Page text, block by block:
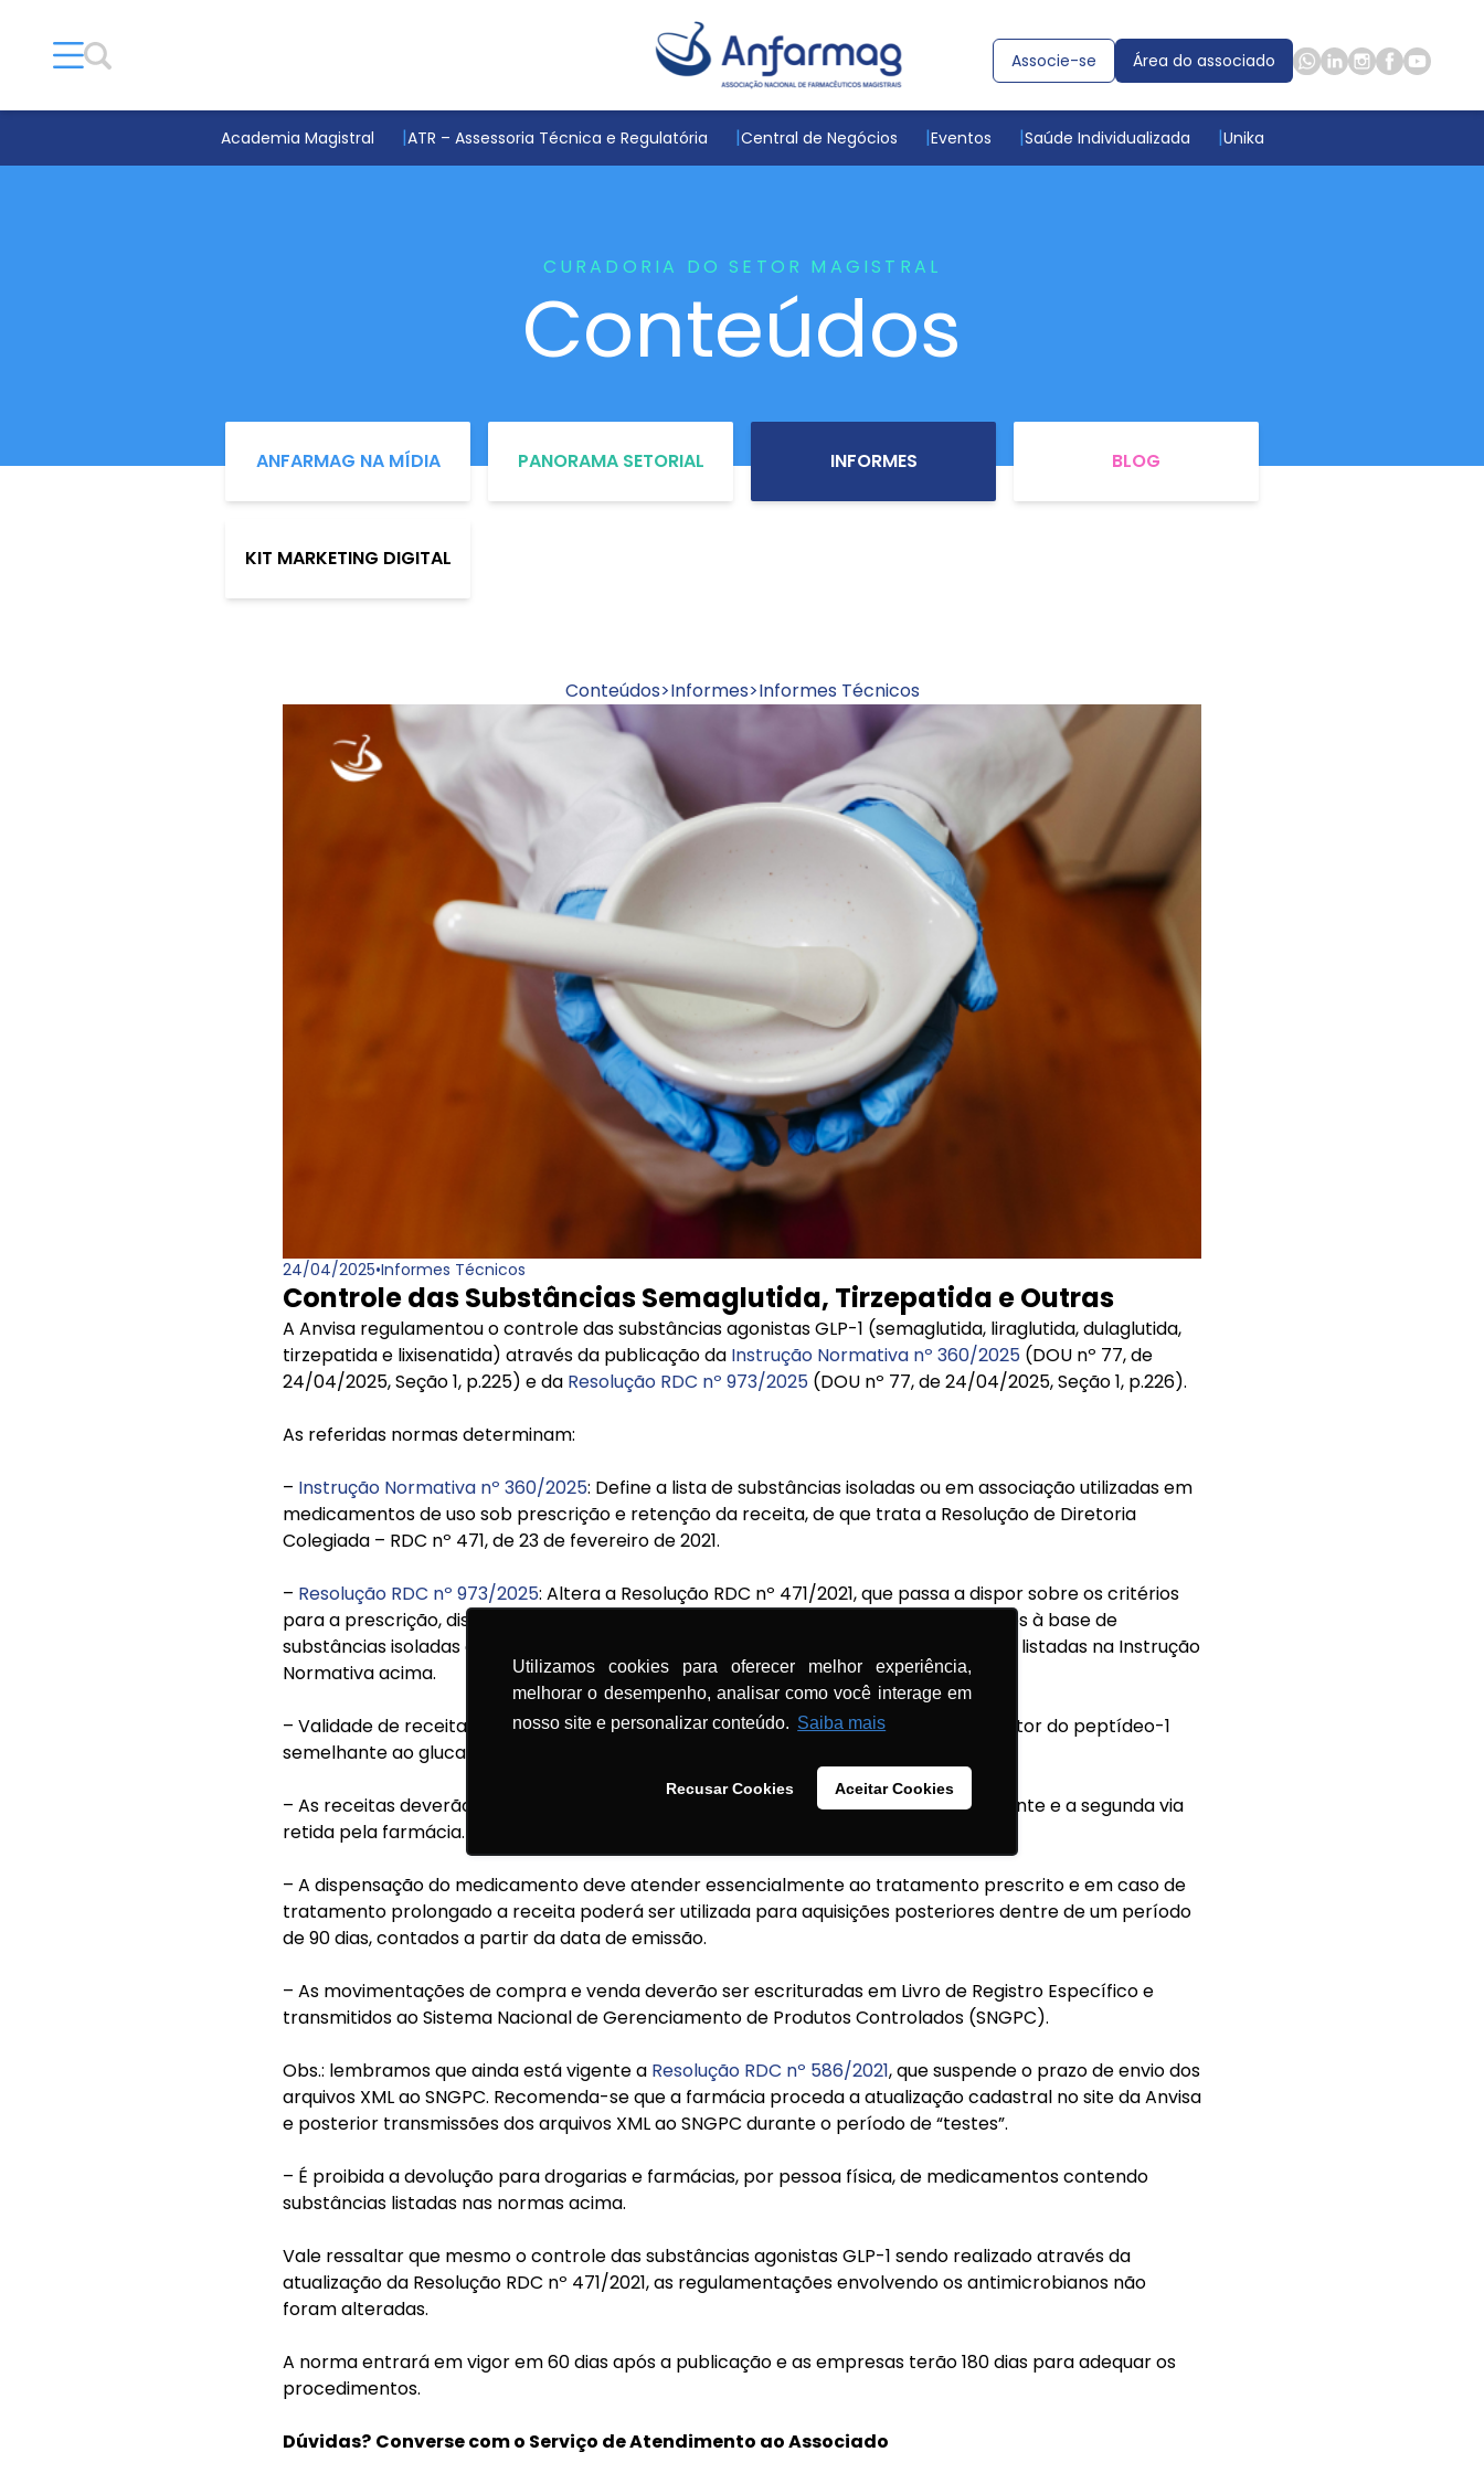
Utilizamos cookies para oferecer melhor experiência,
melhorar o desempenho, analisar como você interage em
nosso site e personalizar conteúdo. Saiba mais
Recusar Cookies Aceitar Cookies
Associe-se Área do associado
Academia Magistral ATR – Assessoria Técnica e Regulatória Central de Negócios Eventos Saúde Individualizada Unika
CURADORIA DO SETOR MAGISTRAL
Conteúdos
ANFARMAG NA MÍDIA PANORAMA SETORIAL INFORMES BLOG
KIT MARKETING DIGITAL
Conteúdos>Informes>Informes Técnicos
24/04/2025•Informes Técnicos
Controle das Substâncias Semaglutida, Tirzepatida e Outras
A Anvisa regulamentou o controle das substâncias agonistas GLP-1 (semaglutida, liraglutida, dulaglutida,
tirzepatida e lixisenatida) através da publicação da Instrução Normativa nº 360/2025 (DOU nº 77, de
24/04/2025, Seção 1, p.225) e da Resolução RDC nº 973/2025 (DOU nº 77, de 24/04/2025, Seção 1, p.226).
As referidas normas determinam:
– Instrução Normativa nº 360/2025: Define a lista de substâncias isoladas ou em associação utilizadas em
medicamentos de uso sob prescrição e retenção da receita, de que trata a Resolução de Diretoria
Colegiada – RDC nº 471, de 23 de fevereiro de 2021.
– Resolução RDC nº 973/2025: Altera a Resolução RDC nº 471/2021, que passa a dispor sobre os critérios
para a prescrição, dispensação, controle, embalagem e rotulagem de medicamentos à base de
substâncias isoladas ou em associação, de uso sob prescrição e retenção da receita, listadas na Instrução
Normativa acima.
– Validade de receitas contendo substâncias classificadas como agonistas do receptor do peptídeo-1
semelhante ao glucagon (GLP-1): 90 dias.
– As receitas deverão ser emitidas em 2 vias, sendo a primeira via entregue ao paciente e a segunda via
retida pela farmácia.
– A dispensação do medicamento deve atender essencialmente ao tratamento prescrito e em caso de
tratamento prolongado a receita poderá ser utilizada para aquisições posteriores dentre de um período
de 90 dias, contados a partir da data de emissão.
– As movimentações de compra e venda deverão ser escrituradas em Livro de Registro Específico e
transmitidos ao Sistema Nacional de Gerenciamento de Produtos Controlados (SNGPC).
Obs.: lembramos que ainda está vigente a Resolução RDC nº 586/2021, que suspende o prazo de envio dos
arquivos XML ao SNGPC. Recomenda-se que a farmácia proceda a atualização cadastral no site da Anvisa
e posterior transmissões dos arquivos XML ao SNGPC durante o período de “testes”.
– É proibida a devolução para drogarias e farmácias, por pessoa física, de medicamentos contendo
substâncias listadas nas normas acima.
Vale ressaltar que mesmo o controle das substâncias agonistas GLP-1 sendo realizado através da
atualização da Resolução RDC nº 471/2021, as regulamentações envolvendo os antimicrobianos não
foram alteradas.
A norma entrará em vigor em 60 dias após a publicação e as empresas terão 180 dias para adequar os
procedimentos.
Dúvidas? Converse com o Serviço de Atendimento ao Associado